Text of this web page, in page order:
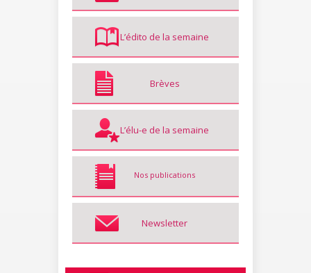
L’édito de la semaine
Brèves
L’élu-e de la semaine
Nos publications
Newsletter